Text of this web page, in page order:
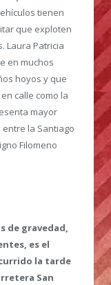
tienen
que exploten
Laura Patricia
en muchos
hoyos y que
calle como la
mayor
la Santiago
Filomeno
de gravedad,
es el
la tarde
San